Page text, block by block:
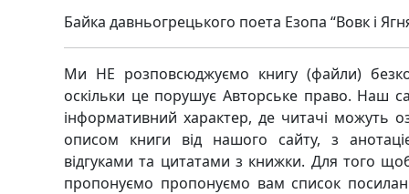
Байка давньогрецького поета Езопа “Вовк і
Ми НЕ розповсюджуємо книгу (файли)
оскільки це порушує Авторське право. Наш
інформативний характер, де читачі можуть
описом книги від нашого сайту, з
відгуками та цитатами з книжки. Для того
пропонуємо пропонуємо вам список